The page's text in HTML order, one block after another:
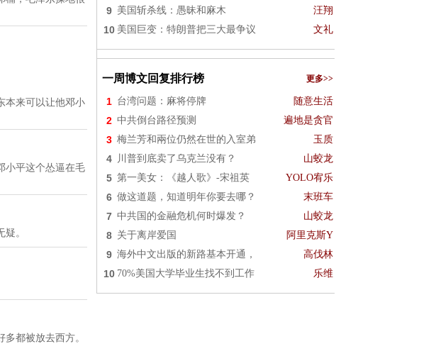
本来可以让他邓小
小平这个怂逼在毛
。
都被放去西方。
9 美国斩杀线：愚昧和麻木 汪翔
10 美国巨变：特朗普把三大最争议 文礼
一周博文回复排行榜 更多>>
1 台湾问题：麻将停牌 随意生活
2 中共倒台路径预测 遍地是贪官
3 梅兰芳和兩位仍然在世的入室弟 玉质
4 川普到底卖了乌克兰没有？ 山蛟龙
5 第一美女：《越人歌》-宋祖英 YOLO宥乐
6 做这道题，知道明年你要去哪？ 末班车
7 中共国的金融危机何时爆发？ 山蛟龙
8 关于离岸爱国 阿里克斯Y
9 海外中文出版的新路基本开通， 高伐林
10 70%美国大学毕业生找不到工作 乐维